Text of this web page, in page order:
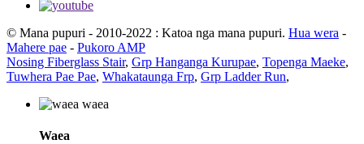
© Mana pupuri - 2010-2022 : Katoa nga mana pupuri. Hua wera -
Mahere pae - Pukoro AMP
Nosing Fiberglass Stair, Grp Hanganga Kurupae, Topenga Maeke,
Tuwhera Pae Pae, Whakataunga Frp, Grp Ladder Run,
Waea